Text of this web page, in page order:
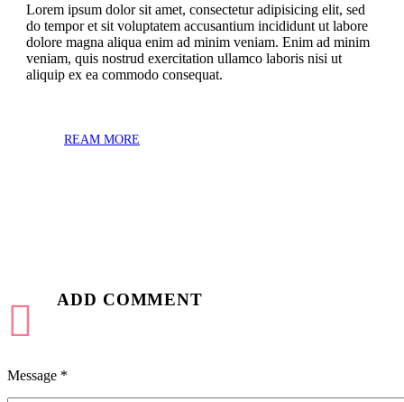
Lorem ipsum dolor sit amet, consectetur adipisicing elit, sed
do tempor et sit voluptatem accusantium incididunt ut labore
dolore magna aliqua enim ad minim veniam. Enim ad minim
veniam, quis nostrud exercitation ullamco laboris nisi ut
aliquip ex ea commodo consequat.
REAM MORE
ADD COMMENT
Message *